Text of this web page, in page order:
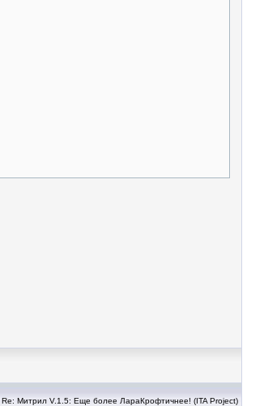
Re: Митрил V.1.5: Еще более ЛараКрофтичнее! (ITA Project)